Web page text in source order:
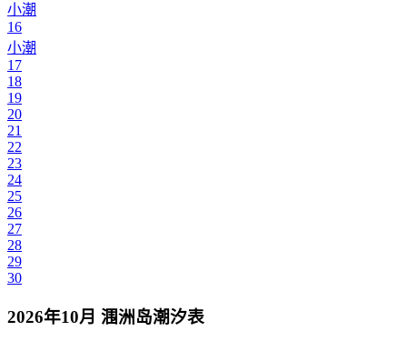
小潮
16
小潮
17
18
19
20
21
22
23
24
25
26
27
28
29
30
2026年10月 涠洲岛潮汐表